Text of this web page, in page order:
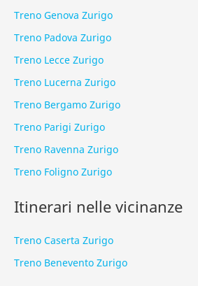
Treno Genova Zurigo
Treno Padova Zurigo
Treno Lecce Zurigo
Treno Lucerna Zurigo
Treno Bergamo Zurigo
Treno Parigi Zurigo
Treno Ravenna Zurigo
Treno Foligno Zurigo
Itinerari nelle vicinanze
Treno Caserta Zurigo
Treno Benevento Zurigo